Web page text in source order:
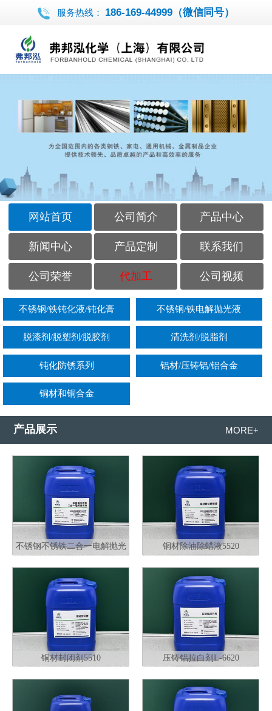
服务热线： 186-169-44999（微信同号）
网站首页 公司简介 产品中心
新闻中心 产品定制 联系我们
公司荣誉 代加工 公司视频
不锈钢/铁钝化液/钝化膏 不锈钢/铁电解抛光液
脱漆剂/脱塑剂/脱胶剂 清洗剂/脱脂剂
钝化防锈系列 铝材/压铸铝/铝合金
铜材和铜合金
产品展示 MORE+
不锈钢不锈铁二合一电解抛光
铜材除油除蜡液5520
铜材封闭剂5510 压铸铝拉白剂L-6620